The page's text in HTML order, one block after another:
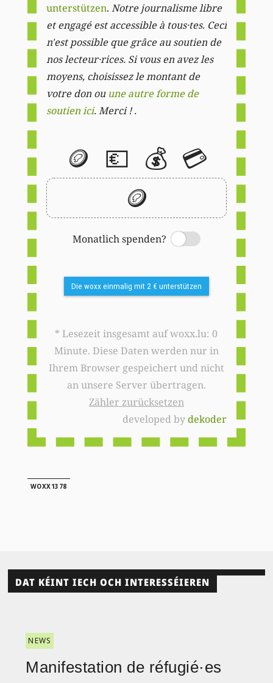
unterstützen. Notre journalisme libre
et engagé est accessible à tous·tes. Ceci
n'est possible que grâce au soutien de
nos lecteur·rices. Si vous en avez les
moyens, choisissez le montant de
votre don ou une autre forme de
soutien ici. Merci ! .
🪙 💶 💰 💳
🪙
Monatlich spenden?
Switch
Die woxx einmalig mit 2 € unterstützen
* Lesezeit insgesamt auf woxx.lu: 0
Minute. Diese Daten werden nur in
Ihrem Browser gespeichert und nicht
an unsere Server übertragen.
Zähler zurücksetzen
developed bydekoder
WOXX1378
DAT KÉINT IECH OCH INTERESSÉIEREN
NEWS
Manifestation de réfugié·es